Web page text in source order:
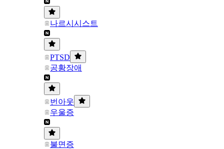
나르시시스트
PTSD
공황장애
번아웃
우울증
불면증